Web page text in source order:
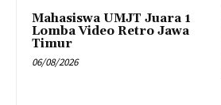
Mahasiswa UMJT Juara 1
Lomba Video Retro Jawa
Timur
06/08/2026